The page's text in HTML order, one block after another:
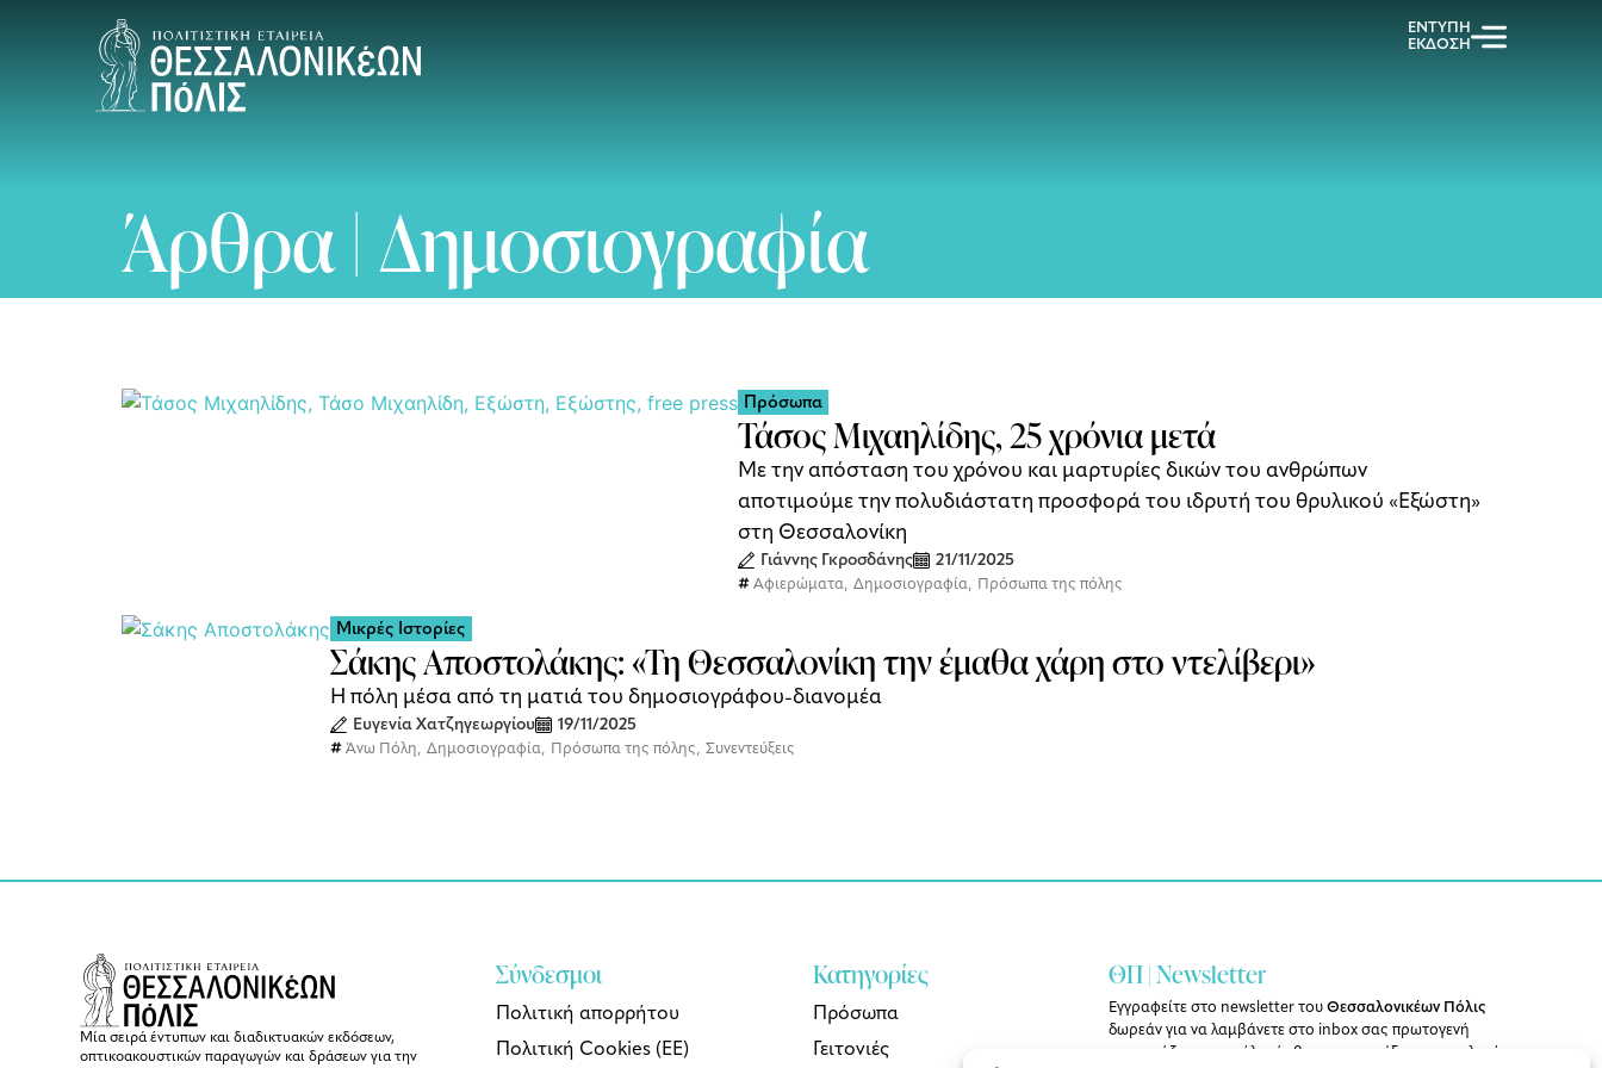
ΕΝΤΥΠΗ
ΕΚΔΟΣΗ
Άρθρα | Δημοσιογραφία
Πρόσωπα
Τάσος Μιχαηλίδης, 25 χρόνια μετά
Με την απόσταση του χρόνου και μαρτυρίες δικών του ανθρώπων
αποτιμούμε την πολυδιάστατη προσφορά του ιδρυτή του θρυλικού «Εξώστη»
στη Θεσσαλονίκη
Γιάννης Γκροσδάνης 21/11/2025
Αφιερώματα, Δημοσιογραφία, Πρόσωπα της πόλης
Μικρές Ιστορίες
Σάκης Αποστολάκης: «Τη Θεσσαλονίκη την έμαθα χάρη στο ντελίβερι»
Η πόλη μέσα από τη ματιά του δημοσιογράφου-διανομέα
Ευγενία Χατζηγεωργίου 19/11/2025
Άνω Πόλη, Δημοσιογραφία, Πρόσωπα της πόλης, Συνεντεύξεις
Μία σειρά έντυπων και διαδικτυακών εκδόσεων,
οπτικοακουστικών παραγωγών και δράσεων για την
Σύνδεσμοι
Πολιτική απορρήτου
Πολιτική Cookies (ΕΕ)
Κατηγορίες
Πρόσωπα
Γειτονιές
ΘΠ | Newsletter
Εγγραφείτε στο newsletter τουΘεσσαλονικέων Πόλις
δωρεάν για να λαμβάνετε στο inbox σας πρωτογενή
ρεπορτάζ για την πόλη, άρθρα, συνεντεύξεις και επιλογές